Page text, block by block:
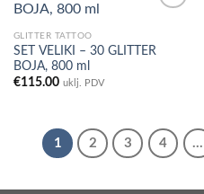
Add to
GLITTER TATTOO
SET VELIKI – 30 GLITTER
BOJA, 800 ml
€115.00 uklj. PDV
1 2 3 4 …